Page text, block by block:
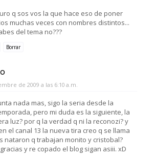
q sos vos la que hace eso de poner
muchas veces con nombres distintos...
del tema no???
Borrar
de 2009 a las 6:10 a.m.
nada mas, sigo la seria desde la
pero mi duda es la siguiente, la
luz? por q la verdad q ni la reconozi? y
el canal 13 la nueva tira creo q se llama
nataron q trabajan monito y cristobal?
y re copado el blog sigan asiii. xD